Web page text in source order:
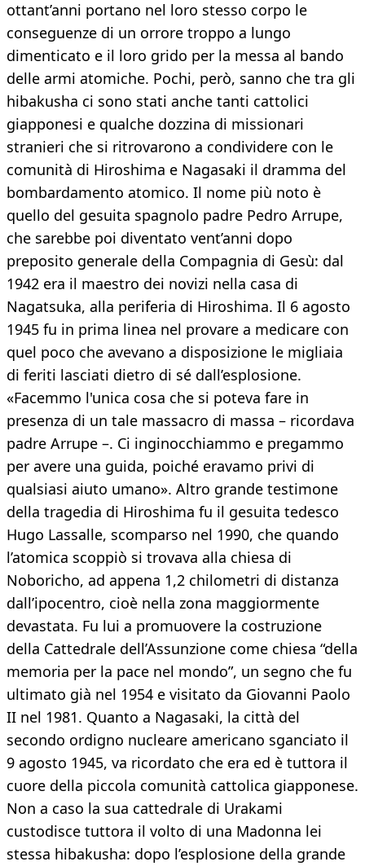
ottant’anni portano nel loro stesso corpo le
conseguenze di un orrore troppo a lungo
dimenticato e il loro grido per la messa al bando
delle armi atomiche. Pochi, però, sanno che tra gli
hibakusha ci sono stati anche tanti cattolici
giapponesi e qualche dozzina di missionari
stranieri che si ritrovarono a condividere con le
comunità di Hiroshima e Nagasaki il dramma del
bombardamento atomico. Il nome più noto è
quello del gesuita spagnolo padre Pedro Arrupe,
che sarebbe poi diventato vent’anni dopo
preposito generale della Compagnia di Gesù: dal
1942 era il maestro dei novizi nella casa di
Nagatsuka, alla periferia di Hiroshima. Il 6 agosto
1945 fu in prima linea nel provare a medicare con
quel poco che avevano a disposizione le migliaia
di feriti lasciati dietro di sé dall’esplosione.
«Facemmo l'unica cosa che si poteva fare in
presenza di un tale massacro di massa – ricordava
padre Arrupe –. Ci inginocchiammo e pregammo
per avere una guida, poiché eravamo privi di
qualsiasi aiuto umano». Altro grande testimone
della tragedia di Hiroshima fu il gesuita tedesco
Hugo Lassalle, scomparso nel 1990, che quando
l’atomica scoppiò si trovava alla chiesa di
Noboricho, ad appena 1,2 chilometri di distanza
dall’ipocentro, cioè nella zona maggiormente
devastata. Fu lui a promuovere la costruzione
della Cattedrale dell’Assunzione come chiesa “della
memoria per la pace nel mondo”, un segno che fu
ultimato già nel 1954 e visitato da Giovanni Paolo
II nel 1981. Quanto a Nagasaki, la città del
secondo ordigno nucleare americano sganciato il
9 agosto 1945, va ricordato che era ed è tuttora il
cuore della piccola comunità cattolica giapponese.
Non a caso la sua cattedrale di Urakami
custodisce tuttora il volto di una Madonna lei
stessa hibakusha: dopo l’esplosione della grande